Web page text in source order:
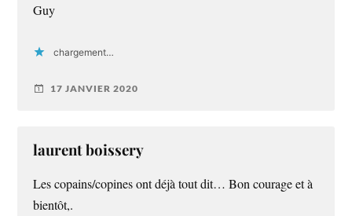
Guy
chargement…
17 JANVIER 2020
laurent boissery
Les copains/copines ont déjà tout dit… Bon courage et à
bientôt,.